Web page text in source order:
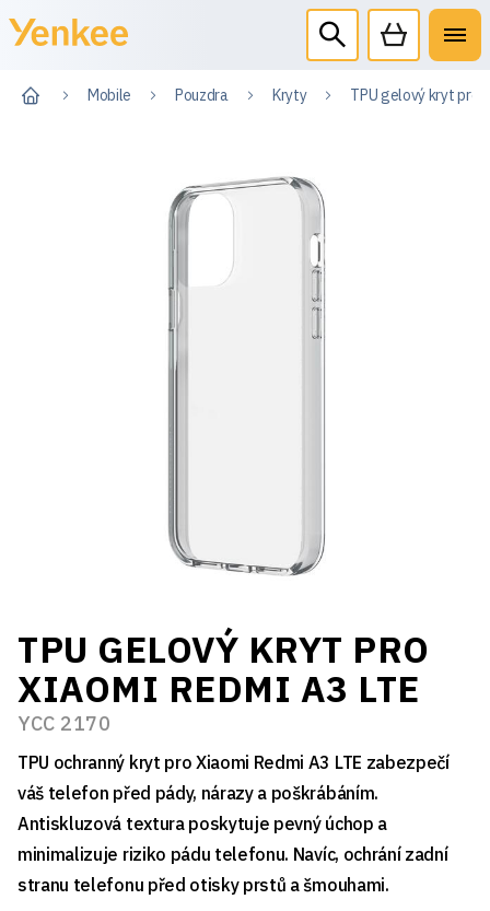
Mobile Pouzdra Kryty TPU gelový kryt pro
TPU GELOVÝ KRYT PRO
XIAOMI REDMI A3 LTE
YCC 2170
TPU ochranný kryt pro Xiaomi Redmi A3 LTE zabezpečí
váš telefon před pády, nárazy a poškrábáním.
Antiskluzová textura poskytuje pevný úchop a
minimalizuje riziko pádu telefonu. Navíc, ochrání zadní
stranu telefonu před otisky prstů a šmouhami.